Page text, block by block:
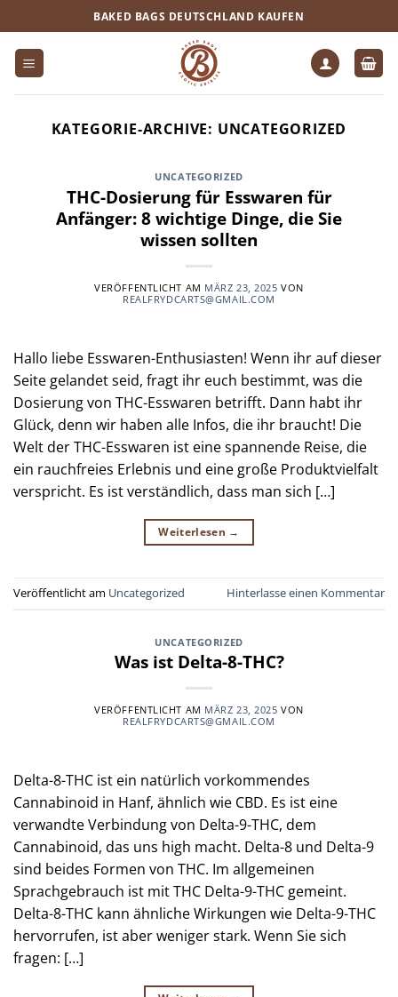
Inhalt
springen
BAKED BAGS DEUTSCHLAND KAUFEN
KATEGORIE-ARCHIVE: UNCATEGORIZED
UNCATEGORIZED
THC-Dosierung für Esswaren für
Anfänger: 8 wichtige Dinge, die Sie
wissen sollten
VERÖFFENTLICHT AM MÄRZ 23, 2025 VON
REALFRYDCARTS@GMAIL.COM
Hallo liebe Esswaren-Enthusiasten! Wenn ihr auf dieser
Seite gelandet seid, fragt ihr euch bestimmt, was die
Dosierung von THC-Esswaren betrifft. Dann habt ihr
Glück, denn wir haben alle Infos, die ihr braucht! Die
Welt der THC-Esswaren ist eine spannende Reise, die
ein rauchfreies Erlebnis und eine große Produktvielfalt
verspricht. Es ist verständlich, dass man sich […]
Weiterlesen →
Veröffentlicht am Uncategorized Hinterlasse einen Kommentar
UNCATEGORIZED
Was ist Delta-8-THC?
VERÖFFENTLICHT AM MÄRZ 23, 2025 VON
REALFRYDCARTS@GMAIL.COM
Delta-8-THC ist ein natürlich vorkommendes
Cannabinoid in Hanf, ähnlich wie CBD. Es ist eine
verwandte Verbindung von Delta-9-THC, dem
Cannabinoid, das uns high macht. Delta-8 und Delta-9
sind beides Formen von THC. Im allgemeinen
Sprachgebrauch ist mit THC Delta-9-THC gemeint.
Delta-8-THC kann ähnliche Wirkungen wie Delta-9-THC
hervorrufen, ist aber weniger stark. Wenn Sie sich
fragen: […]